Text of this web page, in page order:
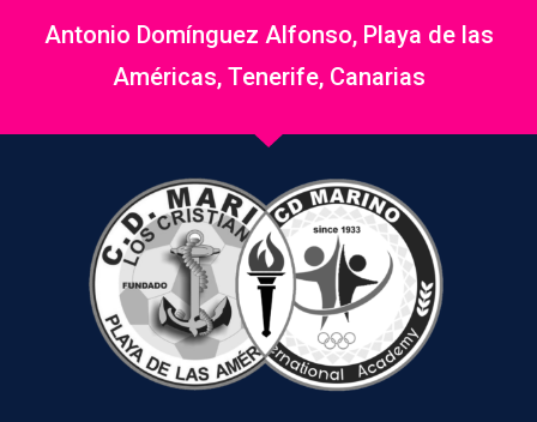
Antonio Domínguez Alfonso, Playa de las
Américas, Tenerife, Canarias